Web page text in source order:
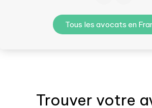
Tous les avocats en
Trouver votre